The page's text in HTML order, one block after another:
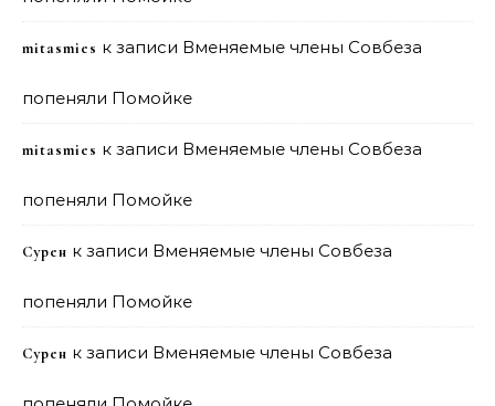
mitasmies к записи Вменяемые члены Совбеза
попеняли Помойке
mitasmies к записи Вменяемые члены Совбеза
попеняли Помойке
Сурен к записи Вменяемые члены Совбеза
попеняли Помойке
Сурен к записи Вменяемые члены Совбеза